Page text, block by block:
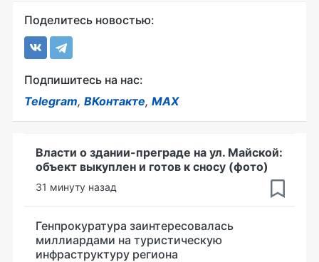
Поделитесь новостью:
Подпишитесь на нас:
Telegram, ВКонтакте, MAX
Власти о здании-преграде на ул. Майской:
объект выкуплен и готов к сносу (фото)
31 минуту назад
Генпрокуратура заинтересовалась
миллиардами на туристическую
инфраструктуру региона